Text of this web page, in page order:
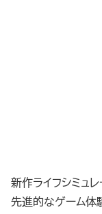
新作ライフシミュ
先進的なゲーム体